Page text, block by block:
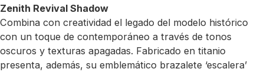
Zenith Revival Shadow
Combina con creatividad el legado del modelo histórico
con un toque de contemporáneo a través de tonos
oscuros y texturas apagadas. Fabricado en titanio
presenta, además, su emblemático brazalete ‘escalera’